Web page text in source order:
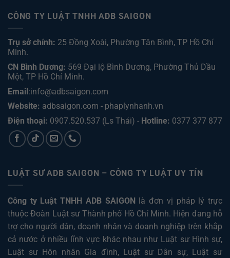
CÔNG TY LUẬT TNHH ADB SAIGON
Trụ sở chính: 25 Đồng Xoài, Phường Tân Bình, TP Hồ Chí
Minh.
CN Bình Dương: 569 Đại lộ Bình Dương, Phường Thủ Dầu
Một, TP Hồ Chí Minh.
Email:info@adbsaigon.com
Website: adbsaigon.com - phaplynhanh.vn
Điện thoại: 0907.520.537 (Ls Thái) - Hotline: 0377 377 877
LUẬT SƯ ADB SAIGON – CÔNG TY LUẬT UY TÍN
Công ty Luật TNHH ADB SAIGONlà đơn vị pháp lý trực
thuộc Đoàn Luật sư Thành phố Hồ Chí Minh. Hiện đang hỗ
trợ cho người dân, doanh nhân và doanh nghiệp trên khắp
cả nước ở nhiều lĩnh vực khác nhau như Luật sư Hình sự,
Luật sư Hôn nhân Gia đình, Luật sư Dân sự, Luật sư